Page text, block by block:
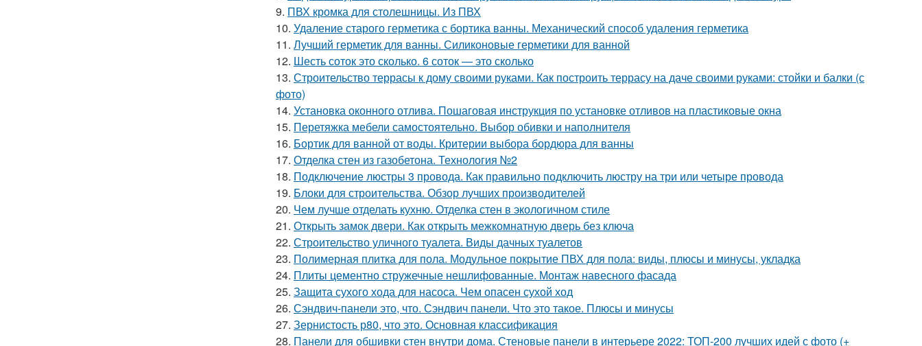
9. ПВХ кромка для столешницы. Из ПВХ
10. Удаление старого герметика с бортика ванны. Механический способ удаления герметика
11. Лучший герметик для ванны. Силиконовые герметики для ванной
12. Шесть соток это сколько. 6 соток — это сколько
13. Строительство террасы к дому своими руками. Как построить террасу на даче своими руками: стойки и балки (с
фото)
14. Установка оконного отлива. Пошаговая инструкция по установке отливов на пластиковые окна
15. Перетяжка мебели самостоятельно. Выбор обивки и наполнителя
16. Бортик для ванной от воды. Критерии выбора бордюра для ванны
17. Отделка стен из газобетона. Технология №2
18. Подключение люстры 3 провода. Как правильно подключить люстру на три или четыре провода
19. Блоки для строительства. Обзор лучших производителей
20. Чем лучше отделать кухню. Отделка стен в экологичном стиле
21. Открыть замок двери. Как открыть межкомнатную дверь без ключа
22. Строительство уличного туалета. Виды дачных туалетов
23. Полимерная плитка для пола. Модульное покрытие ПВХ для пола: виды, плюсы и минусы, укладка
24. Плиты цементно стружечные нешлифованные. Монтаж навесного фасада
25. Защита сухого хода для насоса. Чем опасен сухой ход
26. Сэндвич-панели это, что. Сэндвич панели. Что это такое. Плюсы и минусы
27. Зернистость р80, что это. Основная классификация
28. Панели для обшивки стен внутри дома. Стеновые панели в интерьере 2022: ТОП-200 лучших идей с фото (+